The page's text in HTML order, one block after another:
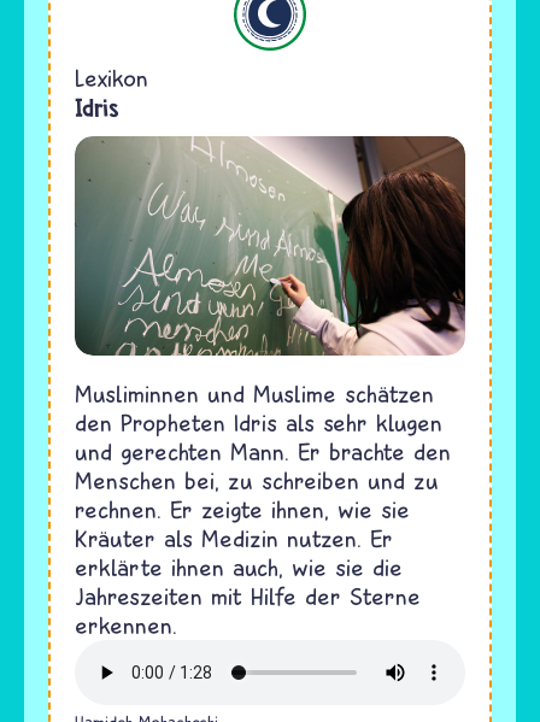
Lexikon
Idris
Musliminnen und Muslime schätzen
den Propheten Idris als sehr klugen
und gerechten Mann. Er brachte den
Menschen bei, zu schreiben und zu
rechnen. Er zeigte ihnen, wie sie
Kräuter als Medizin nutzen. Er
erklärte ihnen auch, wie sie die
Jahreszeiten mit Hilfe der Sterne
erkennen.